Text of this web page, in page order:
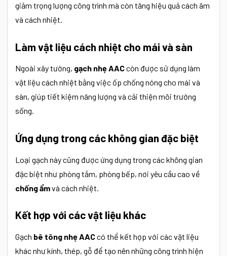
giảm trọng lượng công trình mà còn tăng hiệu quả cách âm
và cách nhiệt.
Làm vật liệu cách nhiệt cho mái và sàn
Ngoài xây tường, gạch nhẹ AACcòn được sử dụng làm
vật liệu cách nhiệt bằng việc ốp chống nóng cho mái và
sàn, giúp tiết kiệm năng lượng và cải thiện môi trường
sống.
Ứng dụng trong các không gian đặc biệt
Loại gạch này cũng được ứng dụng trong các không gian
đặc biệt như phòng tắm, phòng bếp, nơi yêu cầu cao về
chống ẩmvà cách nhiệt.
Kết hợp với các vật liệu khác
Gạch bê tông nhẹ AACcó thể kết hợp với các vật liệu
khác như kính, thép, gỗ để tạo nên những công trình hiện